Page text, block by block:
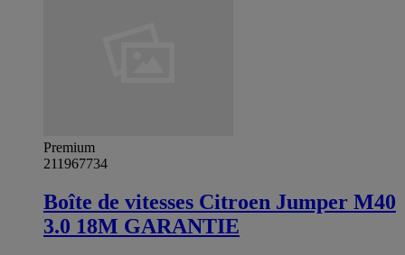
Premium
211967734
Boîte de vitesses Citroen Jumper M40
3.0 18M GARANTIE